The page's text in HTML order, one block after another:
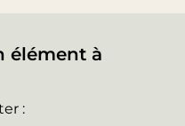
élément à
: